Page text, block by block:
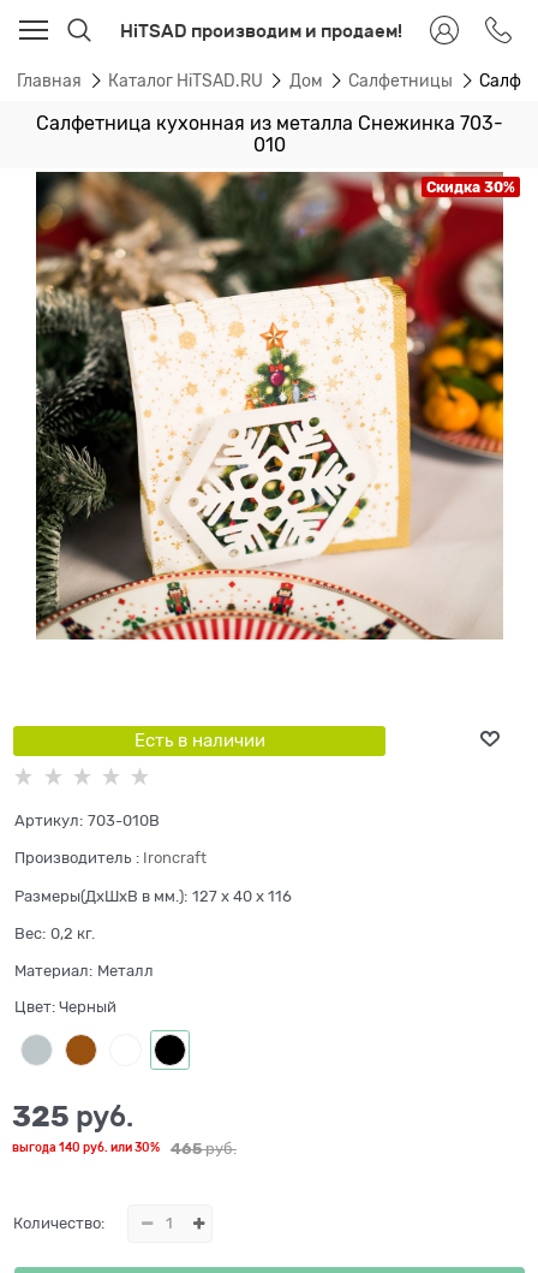
HiTSAD производим и продаем!
Главная Каталог HiTSAD.RU Дом Салфетницы
Салфетница кухонная из металла Снежинка 703-
010
Скидка 30%
Есть в наличии
Артикул: 703-010B
Производитель : Ironcraft
Размеры(ДхШхВ в мм.): 127 x 40 x 116
Вес: 0,2 кг.
Материал: Металл
Цвет: Черный
465 руб.
325 руб.
выгода 140 руб. или30%
Количество: